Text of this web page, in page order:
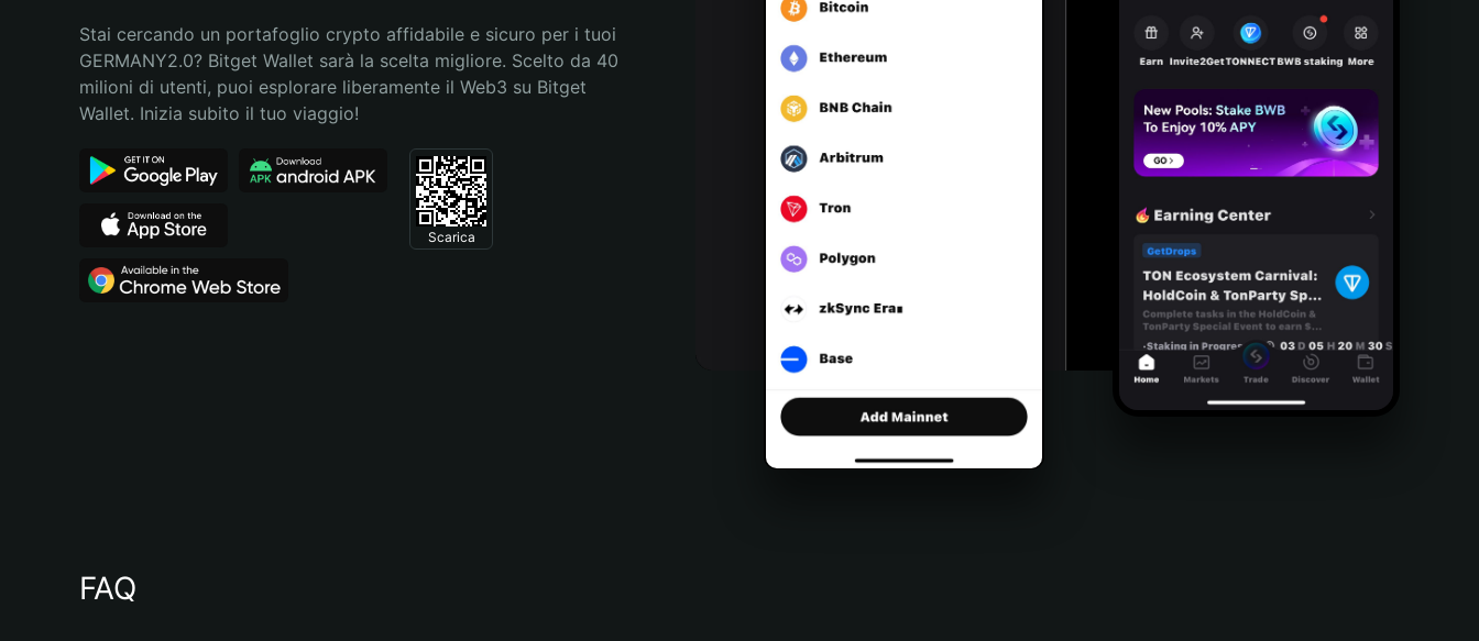
Português (Brasil)
Stai cercando un portafoglio crypto affidabile e sicuro per i tuoi
GERMANY2.0? Bitget Wallet sarà la scelta migliore. Scelto da 40
milioni di utenti, puoi esplorare liberamente il Web3 su Bitget
Wallet. Inizia subito il tuo viaggio!
Scarica
FAQ